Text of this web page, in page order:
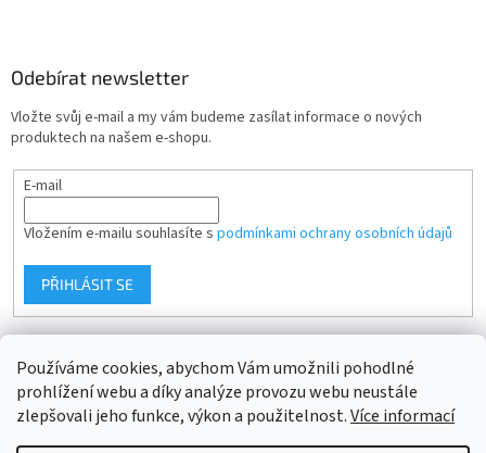
Používáme cookies, abychom Vám umožnili pohodlné
prohlížení webu a díky analýze provozu webu neustále
zlepšovali jeho funkce, výkon a použitelnost.Více informací
Odebírat newsletter
Vložte svůj e-mail a my vám budeme zasílat informace o nových
produktech na našem e-shopu.
E-mail
Vložením e-mailu souhlasíte s podmínkami ochrany osobních údajů
PŘIHLÁSIT SE